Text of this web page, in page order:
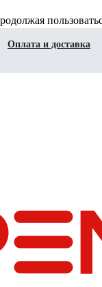
Оплата и доставка